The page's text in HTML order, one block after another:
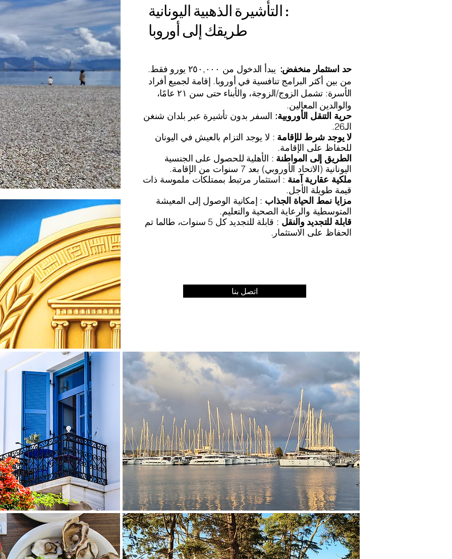
التأشيرة الذهبية اليونانية :
طريقك إلى أوروبا
حد استثمار منخفض:
يبدأ الدخول من ٢٥٠,٠٠٠ يورو فقط.
من بين أكثر البرامج تنافسية في أوروبا. إقامة لجميع أفراد
الأسرة: تشمل الزوج/الزوجة، والأبناء حتى سن ٢١ عامًا،
والوالدين المعالين.
حرية التنقل الأوروبية: السفر بدون تأشيرة عبر بلدان شنغن
الـ26.
لا يوجد شرط للإقامة : لا يوجد التزام بالعيش في اليونان
للحفاظ على الإقامة.
الطريق إلى المواطنة : الأهلية للحصول على الجنسية
اليونانية (الاتحاد الأوروبي) بعد 7 سنوات من الإقامة.
ملكية عقارية آمنة : استثمار مرتبط بممتلكات ملموسة ذات
قيمة طويلة الأجل.
مزايا نمط الحياة الجذاب : إمكانية الوصول إلى المعيشة
المتوسطية والرعاية الصحية والتعليم.
قابلة للتجديد والنقل
: قابلة للتجديد كل 5 سنوات، طالما تم
الحفاظ على الاستثمار.
اتصل بنا